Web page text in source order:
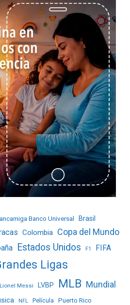
Banco Universal Brasil
Colombia Copa del Mundo
Estados Unidos F1 FIFA
Ligas
Lionel Messi LVBP MLB Mundial
NFL Película Puerto Rico